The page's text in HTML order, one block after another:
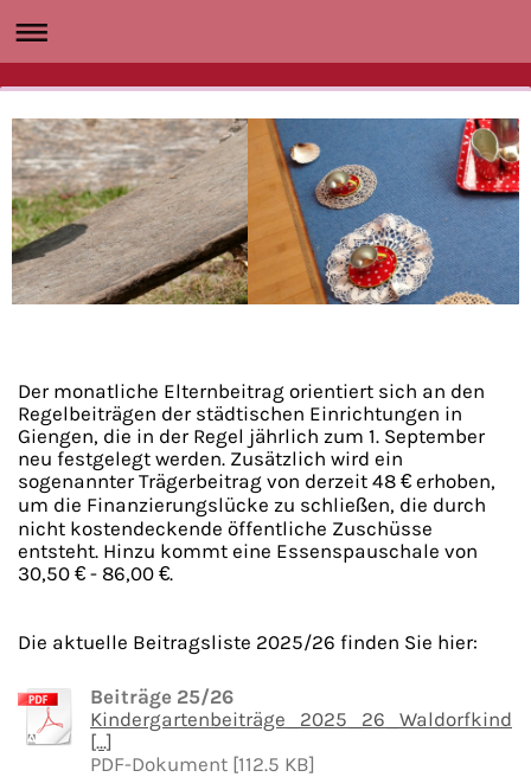
Der monatliche Elternbeitrag orientiert sich an den
Regelbeiträgen der städtischen Einrichtungen in
Giengen, die in der Regel jährlich zum 1. September
neu festgelegt werden. Zusätzlich wird ein
sogenannter Trägerbeitrag von derzeit 48 € erhoben,
um die Finanzierungslücke zu schließen, die durch
nicht kostendeckende öffentliche Zuschüsse
entsteht. Hinzu kommt eine Essenspauschale von
30,50 € - 86,00 €.
Die aktuelle Beitragsliste 2025/26 finden Sie hier:
Beiträge 25/26
Kindergartenbeiträge_2025_26_Waldorfkind
[...]
PDF-Dokument [112.5 KB]